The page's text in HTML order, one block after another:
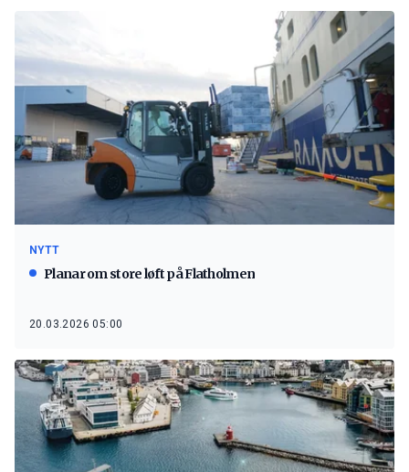
NYTT
Planar om store løft på Flatholmen
20.03.2026 05:00